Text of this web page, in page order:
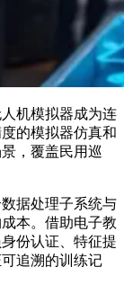
机模拟器成为连
的模拟器仿真和
，覆盖民用巡
据处理子系统与
本。借助电子教
份认证、特征提
追溯的训练记